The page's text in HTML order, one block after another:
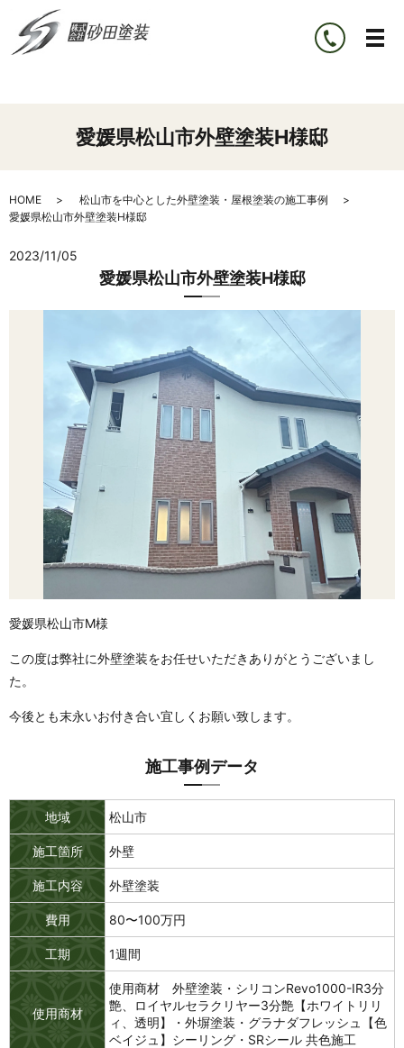
愛媛県松山市外壁塗装H様邸
HOME
松山市を中心とした外壁塗装・屋根塗装の施工事例
愛媛県松山市外壁塗装H様邸
2023/11/05
愛媛県松山市外壁塗装H様邸
愛媛県松山市M様
この度は弊社に外壁塗装をお任せいただきありがとうございまし
た。
今後とも末永いお付き合い宜しくお願い致します。
施工事例データ
地域 松山市
施工箇所 外壁
施工内容 外壁塗装
費用 80〜100万円
工期 1週間
使用商材
使用商材 外壁塗装・シリコンRevo1000-IR3分
艶、ロイヤルセラクリヤー3分艶【ホワイトリリ
ィ、透明】・外塀塗装・グラナダフレッシュ【色
ベイジュ】シーリング・SRシール 共色施工